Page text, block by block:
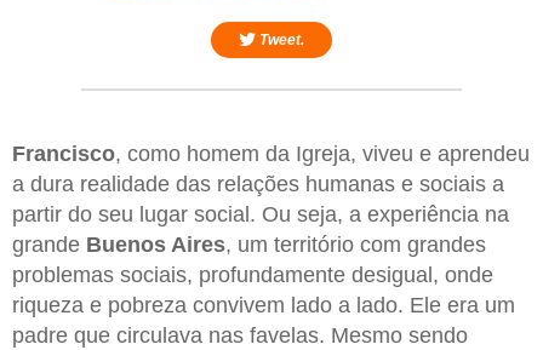
Tweet.
Francisco, como homem da Igreja, viveu e aprendeu
a dura realidade das relações humanas e sociais a
partir do seu lugar social. Ou seja, a experiência na
grande Buenos Aires, um território com grandes
problemas sociais, profundamente desigual, onde
riqueza e pobreza convivem lado a lado. Ele era um
padre que circulava nas favelas. Mesmo sendo